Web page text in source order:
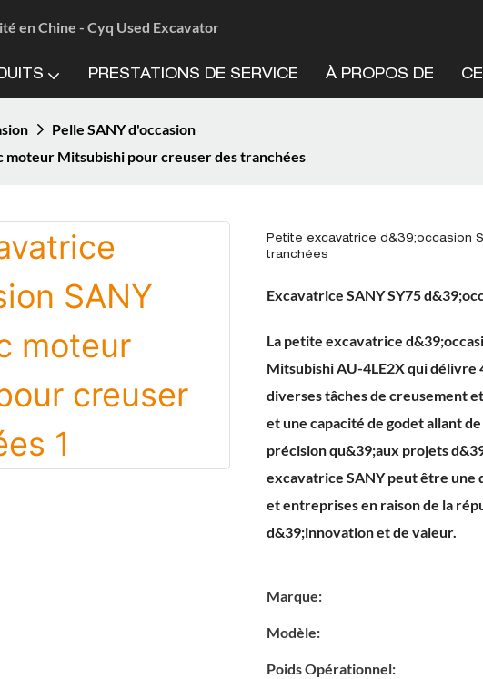
en Chine - Cyq Used Excavator
PRESTATIONS DE SERVICE À PROPOS DE
Pelle SANY d'occasion
moteur Mitsubishi pour creuser des tranchées
Petite excavatrice d&39;occasion
tranchées
Excavatrice SANY SY75
La petite excavatrice
Mitsubishi AU-4LE2X qui délivre
diverses tâches de creusement
et une capacité de godet allant
précision qu&39;aux projets
excavatrice SANY peut être
et entreprises en raison de la
d&39;innovation et de valeur.
Marque:
Modèle:
Poids Opérationnel: